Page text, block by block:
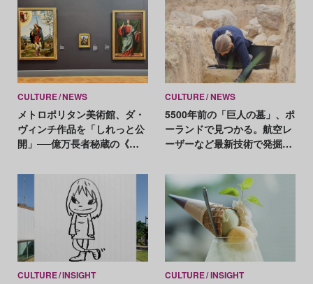
CULTURE NEWS
メトロポリタン美術館、ダ・
ヴィンチ作品を「しれっと公
開」──億万長者秘蔵の《糸
CULTURE NEWS
5500年前の「巨人の墓」、ポ
ーランドで見つかる。航空レ
ーザーなど最新技術で発掘に
CULTURE INSIGHT CULTURE INSIGHT